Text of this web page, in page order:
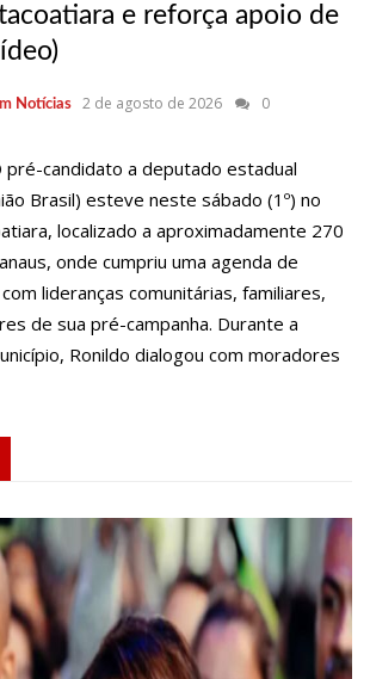
e reforça apoio de
Notícias 2 de agosto de 2026
0
pré-candidato a deputado estadual
Brasil) esteve neste sábado (1º) no
localizado a aproximadamente 270
onde cumpriu uma agenda de
lideranças comunitárias, familiares,
de sua pré-campanha. Durante a
Ronildo dialogou com moradores